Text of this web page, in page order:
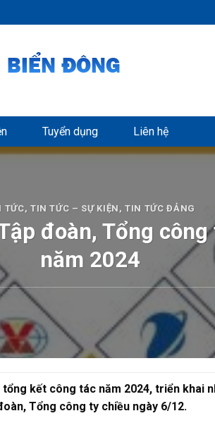
BIỂN ĐÔNG
Tuyển dụng Liên hệ
TỨC, TIN TỨC – SỰ KIỆN ,TIN TỨC ĐẢNG
đoàn, Tổng
năm 2024
kết công tác năm 2024, triển khai
Tổng công ty chiều ngày 6/12.